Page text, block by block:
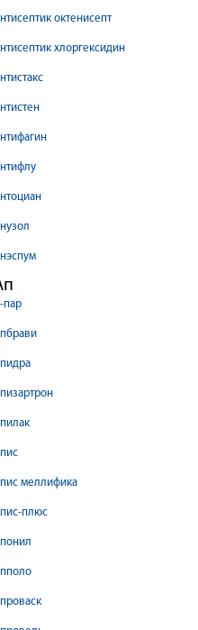
октенисепт
хлоргексидин
пар
меллифика
плюс